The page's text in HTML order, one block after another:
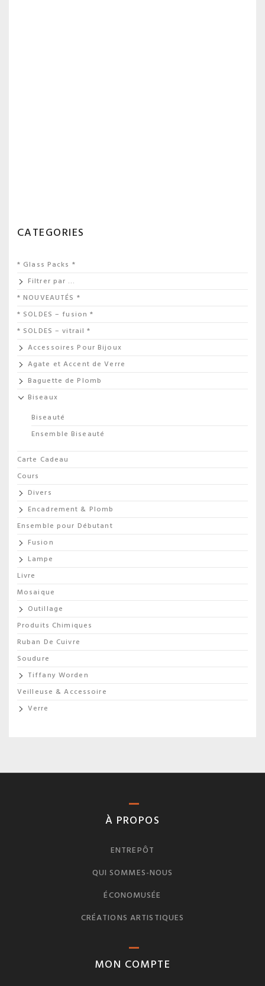
CATEGORIES
* Glass Packs *
Filtrer par …
* NOUVEAUTÉS *
* SOLDES – fusion *
* SOLDES – vitrail *
Accessoires Pour Bijoux
Agate et Accent de Verre
Baguette de Plomb
Biseaux
Biseauté
Ensemble Biseauté
Carte Cadeau
Cours
Divers
Encadrement & Plomb
Ensemble pour Débutant
Fusion
Lampe
Livre
Mosaique
Outillage
Produits Chimiques
Ruban De Cuivre
Soudure
Tiffany Worden
Veilleuse & Accessoire
Verre
À PROPOS
ENTREPÔT
QUI SOMMES-NOUS
ÉCONOMUSÉE
CRÉATIONS ARTISTIQUES
MON COMPTE